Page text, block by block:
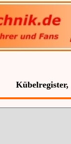
Kübelregister,